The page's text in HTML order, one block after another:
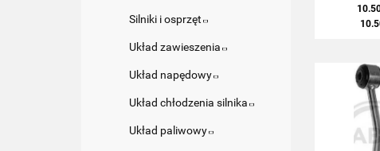
Silniki i osprzęt
Układ zawieszenia
Układ napędowy
Układ chłodzenia silnika
Układ paliwowy